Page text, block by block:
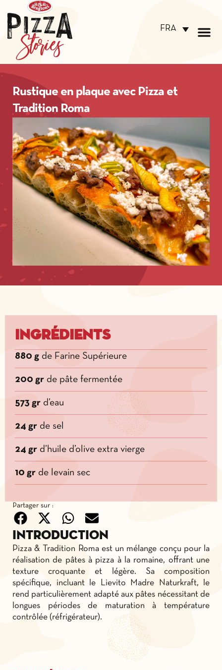
FRA
Rustique en plaque avec Pizza et
Tradition Roma
Ingrédients
880 g de Farine Supérieure
200 gr de pâte fermentée
573 gr d’eau
24 gr de sel
24 gr d’huile d’olive extra vierge
10 gr de levain sec
Partager sur :
Introduction
Pizza & Tradition Roma est un mélange conçu pour la
réalisation de pâtes à pizza à la romaine, offrant une
texture croquante et légère. Sa composition
spécifique, incluant le Lievito Madre Naturkraft, le
rend particulièrement adapté aux pâtes nécessitant de
longues périodes de maturation à température
contrôlée (réfrigérateur).